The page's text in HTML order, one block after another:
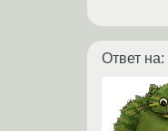
Ответ на: